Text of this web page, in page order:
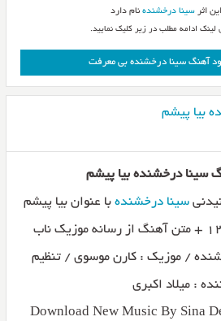
اثر سینا درخشندهنام دارد
لینک ادامه مطلب در زیر کلیک نمایید.
آهنگ سینا درخشنده بی معرفت
بیا پیشم
سینا درخشنده بیا پیشم
سینا درخشنده با عنوان بیا پیشم
/ موزیک : کارن موسوی / تنظیم
: میلاد اکبری
Download New Music By Sina